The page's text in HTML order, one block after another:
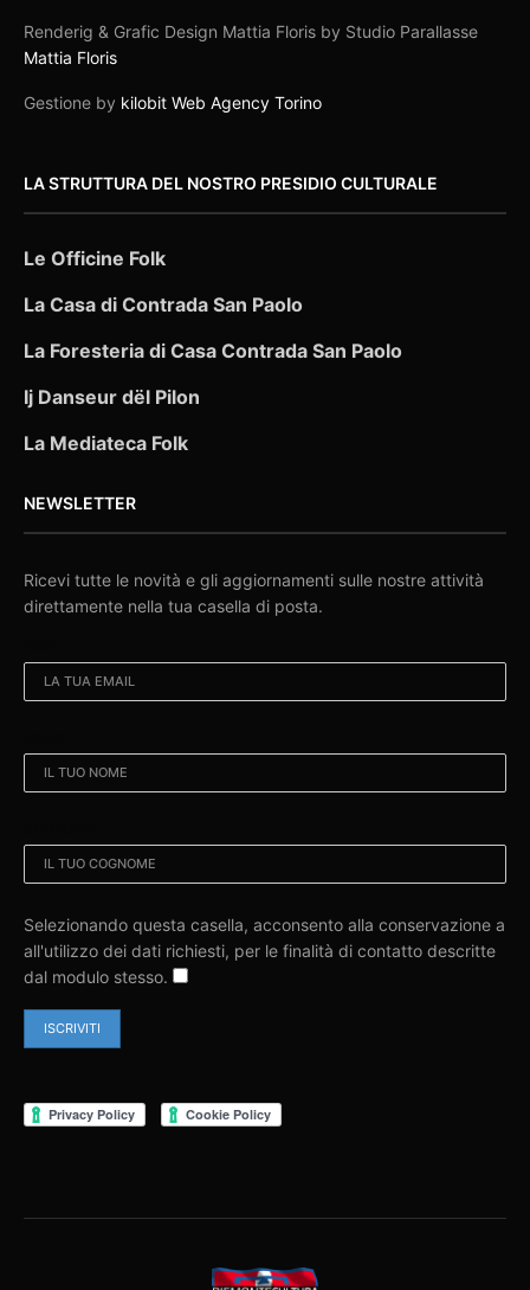
Renderig & Grafic Design Mattia Floris by Studio Parallasse
Mattia Floris
Gestione by kilobit Web Agency Torino
LA STRUTTURA DEL NOSTRO PRESIDIO CULTURALE
Le Officine Folk
La Casa di Contrada San Paolo
La Foresteria di Casa Contrada San Paolo
Ij Danseur dël Pilon
La Mediateca Folk
NEWSLETTER
Ricevi tutte le novità e gli aggiornamenti sulle nostre attività
direttamente nella tua casella di posta.
Selezionando questa casella, acconsento alla conservazione a
all'utilizzo dei dati richiesti, per le finalità di contatto descritte
dal modulo stesso.